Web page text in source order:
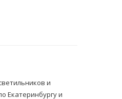
и
Екатеринбургу и